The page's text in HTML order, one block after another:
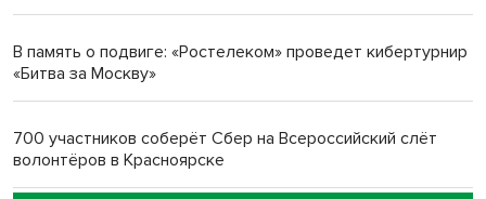
Обновлённое отделение ВТБ открылось в Искитиме
В память о подвиге: «Ростелеком» проведет кибертурнир
«Битва за Москву»
700 участников соберёт Сбер на Всероссийский слёт
волонтёров в Красноярске